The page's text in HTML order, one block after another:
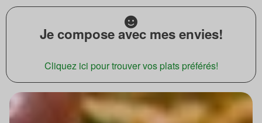
Je compose avec mes envies!
Cliquez ici pour trouver vos plats préférés!